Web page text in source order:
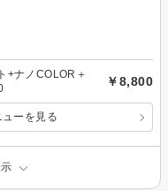
+ナノCOLOR＋
￥8,800
ーを見る